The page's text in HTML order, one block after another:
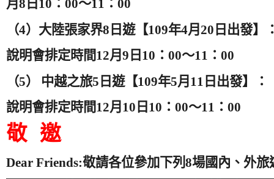
月 8 日 10 ： 00～11 ： 00
（4）大陸張家界8 日遊【109年4月 20 日出發】
說明會排定時間12月 9 日 10 ： 00～11 ： 00
（5） 中越之旅5 日遊【109年5月 11 日出發】：
說明會排定時間12月 10 日 10 ： 00～11 ： 00
敬 邀
Dear Friends:敬請各位參加下列 8場國內、外旅